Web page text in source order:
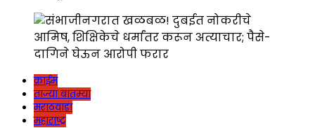
क्राईम
ताज्या बातम्या
मराठवाडा
महाराष्ट्र